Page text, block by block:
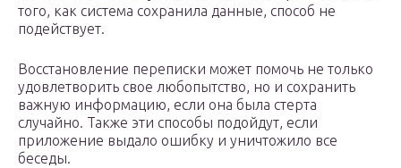
того, как система сохранила данные, способ не
подействует.
Восстановление переписки может помочь не только
удовлетворить свое любопытство, но и сохранить
важную информацию, если она была стерта
случайно. Также эти способы подойдут, если
приложение выдало ошибку и уничтожило все
беседы.